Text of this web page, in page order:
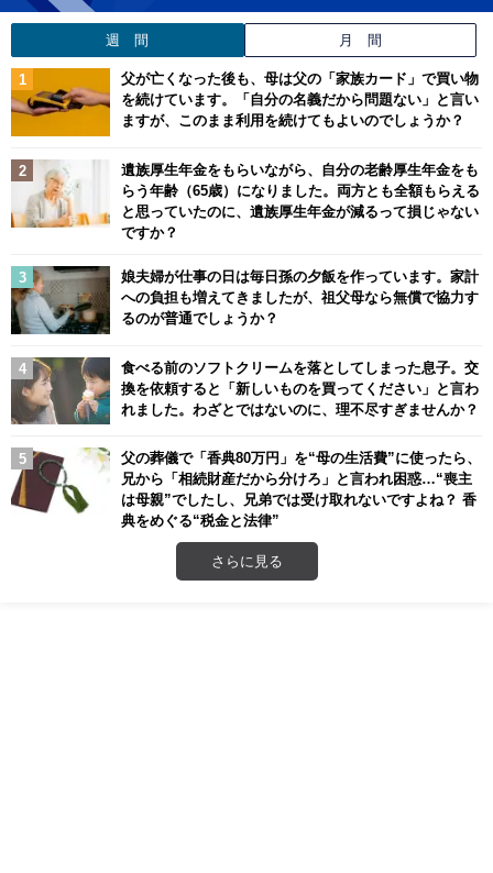
週 間 月 間
父が亡くなった後も、母は父の「家族カード」で買い物
を続けています。「自分の名義だから問題ない」と言い
ますが、このまま利用を続けてもよいのでしょうか？
遺族厚生年金をもらいながら、自分の老齢厚生年金をも
らう年齢（65歳）になりました。両方とも全額もらえる
と思っていたのに、遺族厚生年金が減るって損じゃない
ですか？
娘夫婦が仕事の日は毎日孫の夕飯を作っています。家計
への負担も増えてきましたが、祖父母なら無償で協力す
るのが普通でしょうか？
食べる前のソフトクリームを落としてしまった息子。交
換を依頼すると「新しいものを買ってください」と言わ
れました。わざとではないのに、理不尽すぎませんか？
父の葬儀で「香典80万円」を“母の生活費”に使ったら、
兄から「相続財産だから分けろ」と言われ困惑…“喪主
は母親”でしたし、兄弟では受け取れないですよね？ 香
典をめぐる“税金と法律”
さらに見る